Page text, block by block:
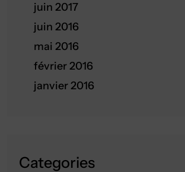
juin 2017
juin 2016
mai 2016
février 2016
janvier 2016
Categories